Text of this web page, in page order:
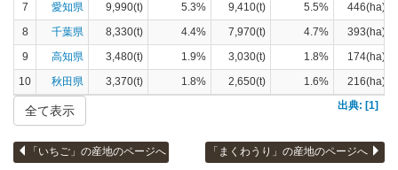
7
愛知県 9,990(t) 5.3% 9,410(t) 5.5%
446(ha)
8
千葉県 8,330(t) 4.4% 7,970(t) 4.7%
393(ha)
9
高知県 3,480(t) 1.9% 3,030(t) 1.8%
174(ha)
10
秋田県 3,370(t) 1.8% 2,650(t) 1.6%
216(ha)
出典: [1]
全て表示
「いちご」の産地のページへ 「まくわうり」の産地のページへ